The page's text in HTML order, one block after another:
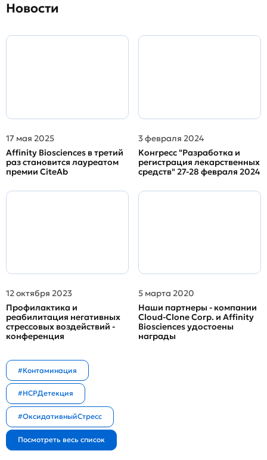
Новости
17 мая 2025
Affinity Biosciences в третий
раз становится лауреатом
премии CiteAb
3 февраля 2024
Конгресс "Разработка и
регистрация лекарственных
средств" 27-28 февраля 2024
12 октября 2023
Профилактика и
реабилитация негативных
стрессовых воздействий -
конференция
5 марта 2020
Наши партнеры - компании
Cloud-Clone Corp. и Affinity
Biosciences удостоены
награды
#Контаминация
#HCPДетекция
#ОксидативныйСтресс